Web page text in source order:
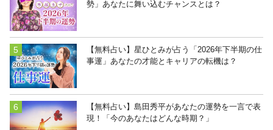
勢」あなたに舞い込むチャンスとは？
【無料占い】星ひとみが占う「2026年下半期の仕
事運」あなたの才能とキャリアの転機は？
【無料占い】島田秀平があなたの運勢を一言で表
現！「今のあなたはどんな時期？」